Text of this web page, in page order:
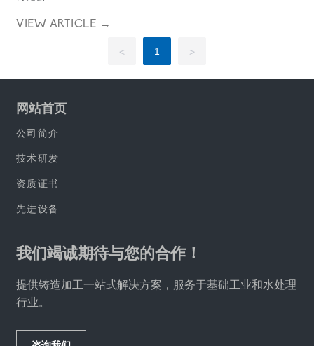
VIEW ARTICLE →
< 1 >
我们竭诚期待与您的合作！
提供铸造加工一站式解决方案，服务于基础工业和水处理
行业。
网站首页
公司简介
技术研发
资质证书
先进设备